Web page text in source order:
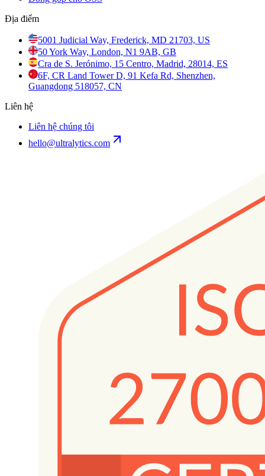
Địa điểm
5001 Judicial Way, Frederick, MD 21703, US
50 York Way, London, N1 9AB, GB
Cra de S. Jerónimo, 15 Centro, Madrid, 28014, ES
6F, CR Land Tower D, 91 Kefa Rd, Shenzhen,
Guangdong 518057, CN
Liên hệ
Liên hệ chúng tôi
hello@ultralytics.com